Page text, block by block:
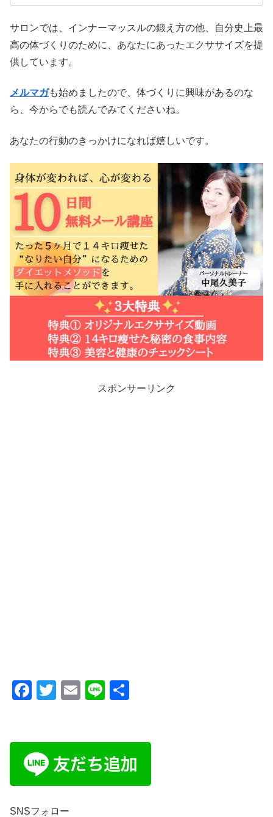
サロンでは、インナーマッスルの鍛え方の他、自分史上最
高の体づくりのために、あなたにあったエクササイズを提
供しています。
メルマガも始めましたので、体づくりに興味があるのな
ら、今からでも読んでみてくださいね。
あなたの行動のきっかけになれば嬉しいです。
スポンサーリンク
F
e
b
o
o
T
er
E
Li
SNSフォロー